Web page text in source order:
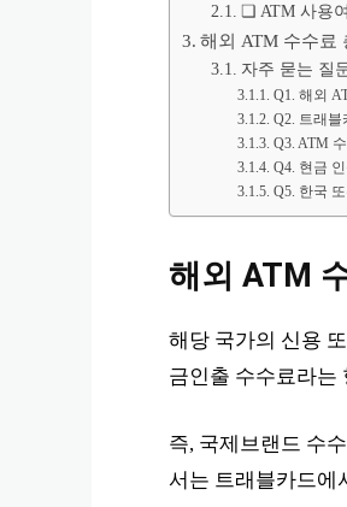
❏ ATM 사용
해외 ATM 수수료
자주 묻는 질
Q1. 해외
Q2. 트래블
Q3. ATM
Q4. 현금
Q5. 한국
해외 ATM
해당 국가의 신용
금인출 수수료라는
즉, 국제브랜드 수
서는 트래블카드에